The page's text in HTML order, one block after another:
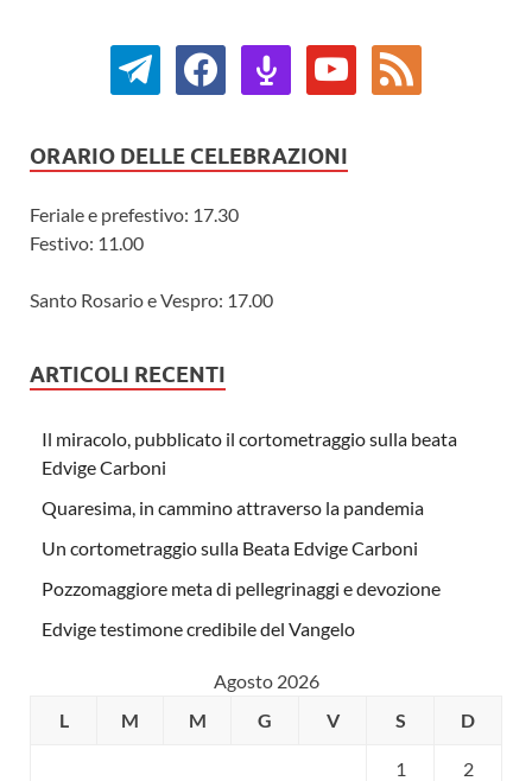
ORARIO DELLE CELEBRAZIONI
Feriale e prefestivo: 17.30
Festivo: 11.00
Santo Rosario e Vespro: 17.00
ARTICOLI RECENTI
Il miracolo, pubblicato il cortometraggio sulla beata
Edvige Carboni
Quaresima, in cammino attraverso la pandemia
Un cortometraggio sulla Beata Edvige Carboni
Pozzomaggiore meta di pellegrinaggi e devozione
Edvige testimone credibile del Vangelo
Agosto 2026
L
M M G V S D
1 2